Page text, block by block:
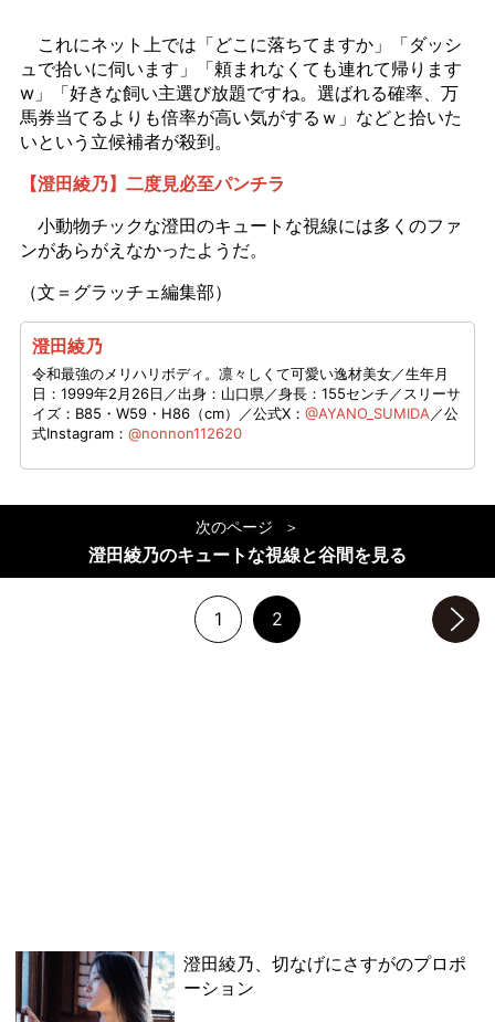
これにネット上では「どこに落ちてますか」「ダッシ
ュで拾いに伺います」「頼まれなくても連れて帰ります
w」「好きな飼い主選び放題ですね。選ばれる確率、万
馬券当てるよりも倍率が高い気がするｗ」などと拾いた
いという立候補者が殺到。
【澄田綾乃】二度見必至パンチラ
小動物チックな澄田のキュートな視線には多くのファ
ンがあらがえなかったようだ。
（文＝グラッチェ編集部）
澄田綾乃
令和最強のメリハリボディ。凛々しくて可愛い逸材美女／生年月
日：1999年2月26日／出身：山口県／身長：155センチ／スリーサ
イズ：B85・W59・H86（cm）／公式X： @AYANO_SUMIDA ／公
式Instagram： @nonnon112620
次のページ
澄田綾乃のキュートな視線と谷間を見る
1 2
澄田綾乃、切なげにさすがのプロポ
ーション